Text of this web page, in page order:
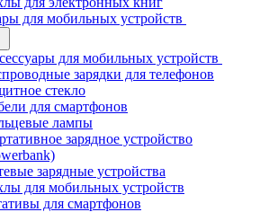
для мобильных устройств
для мобильных устройств
зарядки для телефонов
стекло
для смартфонов
лампы
зарядное устройство
зарядные устройства
для мобильных устройств
для смартфонов